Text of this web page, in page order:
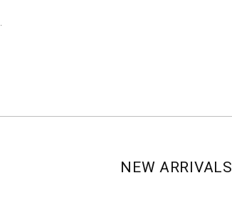
NEW ARRIVALS